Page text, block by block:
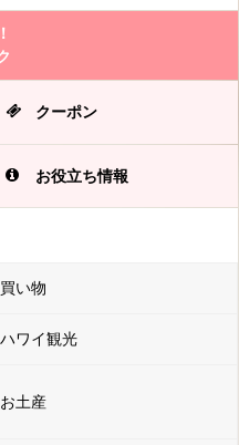
クーポン
お役立ち情報
買い物
ハワイ観光
お土産